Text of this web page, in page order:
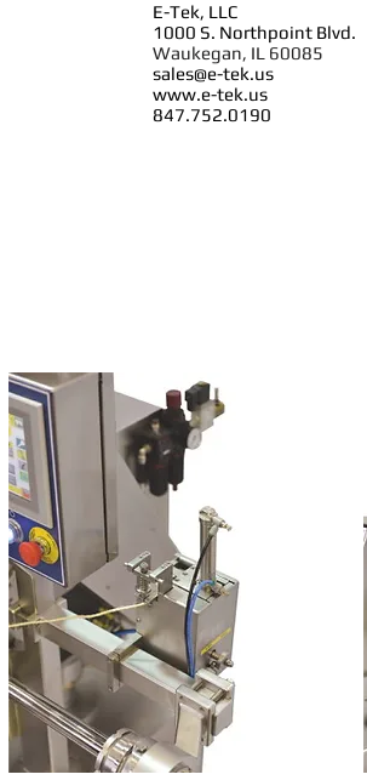
E-Tek, LLC
1000 S. Northpoint Blvd.
Waukegan, IL 60085
sales@e-tek.us
www.e-tek.us
847.752.0190